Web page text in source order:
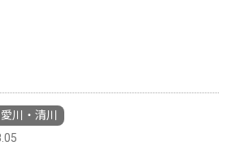
川・清川